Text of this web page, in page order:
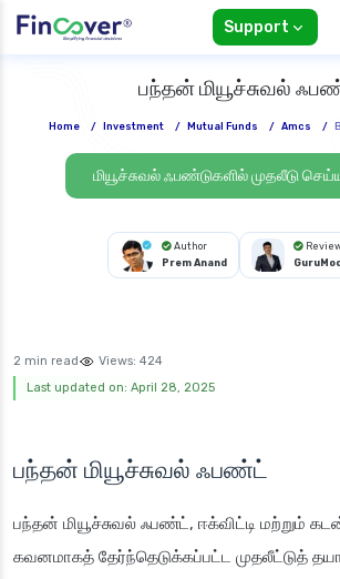
Support
பந்தன் மியூச்சுவல்
Home / Investment / Mutual Funds / Amcs /
மியூச்சுவல் ஃபண்டுகளில் முதலீடு
Author
Prem Anand
2 min read Views: 424
Last updated on: April 28, 2025
பந்தன் மியூச்சுவல் ஃபண்ட்
பந்தன் மியூச்சுவல் ஃபண்ட், ஈக்விட்டி மற்றும்
கவனமாகத் தேர்ந்தெடுக்கப்பட்ட முதலீட்டுத்